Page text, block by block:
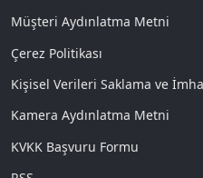
Müşteri Aydınlatma Metni
Çerez Politikası
Kişisel Verileri Saklama ve
Kamera Aydınlatma Metni
KVKK Başvuru Formu